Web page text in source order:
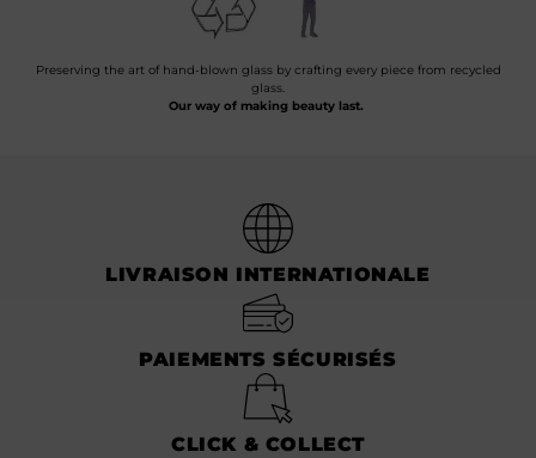
Preserving the art of hand-blown glass by crafting every piece from recycled
glass.
Our way of making beauty last.
LIVRAISON INTERNATIONALE
PAIEMENTS SÉCURISÉS
CLICK & COLLECT